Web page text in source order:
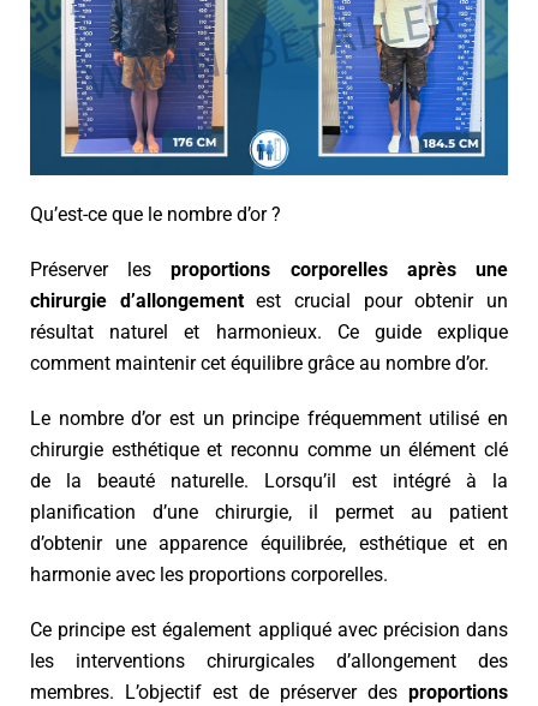
Qu’est-ce que le nombre d’or ?
Préserver lesproportions corporelles après une
chirurgie d’allongementest crucial pour obtenir un
résultat naturel et harmonieux. Ce guide explique
comment maintenir cet équilibre grâce au nombre d’or.
Le nombre d’or est un principe fréquemment utilisé en
chirurgie esthétique et reconnu comme un élément clé
de la beauté naturelle. Lorsqu’il est intégré à la
planification d’une chirurgie, il permet au patient
d’obtenir une apparence équilibrée, esthétique et en
harmonie avec les proportions corporelles.
Ce principe est également appliqué avec précision dans
les interventions chirurgicales d’allongement des
membres. L’objectif est de préserver des proportions